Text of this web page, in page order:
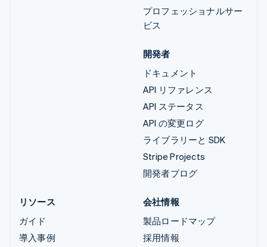
プロフェッショナルサー
ビス
開発者
ドキュメント
API リファレンス
API ステータス
API の変更ログ
ライブラリーと SDK
Stripe Projects
開発者ブログ
リソース
ガイド
導入事例
会社情報
製品ロードマップ
採用情報